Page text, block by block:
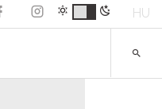
HU